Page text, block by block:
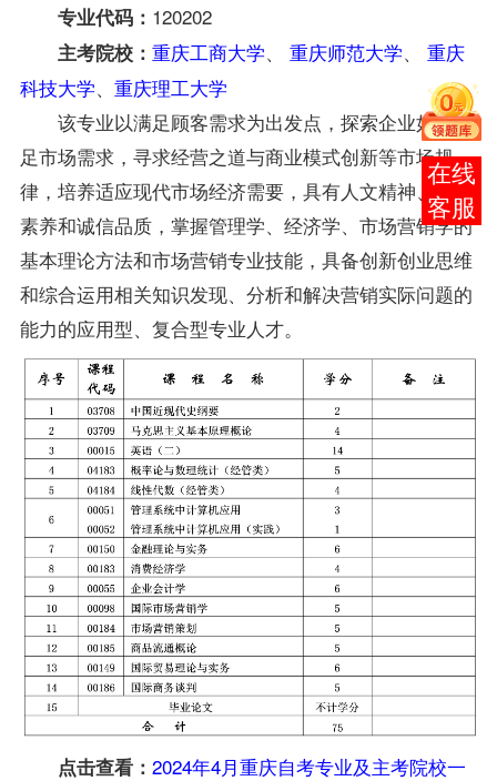
专业代码： 120202
主考院校： 重庆工商大学、 重庆师范大学、 重庆
科技大学、 重庆理工大学
该专业以满足顾客需求为出发点，探索企业如何满
足市场需求，寻求经营之道与商业模式创新等市场规
律，培养适应现代市场经济需要，具有人文精神、科学
素养和诚信品质，掌握管理学、经济学、 市场营销学的
基本理论方法和市场营销专业技能，具备创新创业思维
和综合运用相关知识发现、分析和解决营销实际问题的
能力的应用型、复合型专业人才。
点击查看： 2024年4月重庆自考专业及主考院校一
报考
咨询